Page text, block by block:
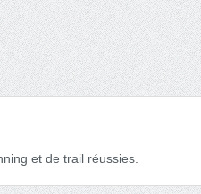
et de trail réussies.